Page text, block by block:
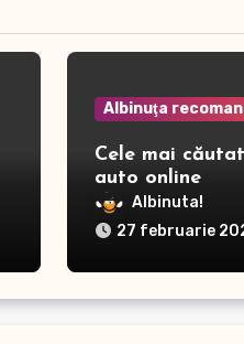
Albinuţa
Cele mai
auto online
Albinuta!
27 februarie